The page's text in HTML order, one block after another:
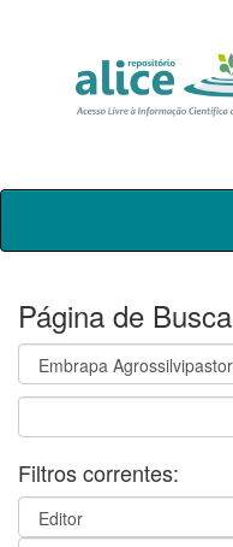
Skip
Página de Busca
Filtros correntes: